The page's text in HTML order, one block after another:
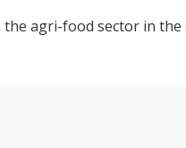
agri-food sector in